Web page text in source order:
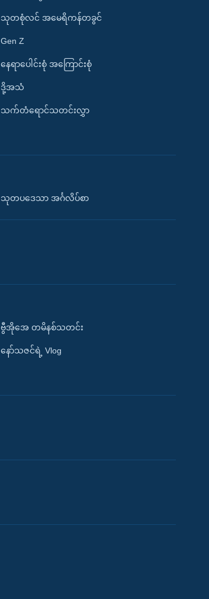
သုတစုံလင် အမေရိကန်တခွင်
Gen Z
နေရာပေါင်းစုံ အကြောင်းစုံ
ဒို့အသံ
သက်တံရောင်သတင်းလွှာ
သုတပဒေသာ အင်္ဂလိပ်စာ
ဗွီအိုအေ တမိနစ်သတင်း
နော်သဇင်ရဲ့ Vlog